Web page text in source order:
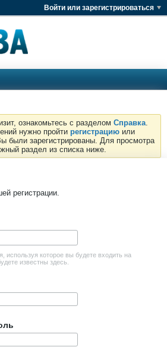
Войти или зарегистрироваться
ознакомьтесь с разделом Справка.
нужно пройти регистрацию или
были зарегистрированы. Для просмотра
раздел из списка ниже.
регистрации.
используя которое вы будете входить на
известны здесь.